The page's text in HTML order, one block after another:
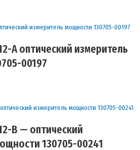
A оптический измеритель
00197
B — оптический
130705-00241